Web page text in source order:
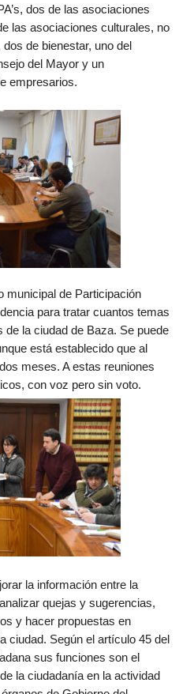
dos de las asociaciones
las asociaciones culturales, no
de bienestar, uno del
del Mayor y un
empresarios.
municipal de Participación
para tratar cuantos temas
la ciudad de Baza. Se puede
está establecido que al
meses. A estas reuniones
con voz pero sin voto.
la información entre la
quejas y sugerencias,
y hacer propuestas en
ciudad. Según el artículo 45 del
sus funciones son el
la ciudadanía en la actividad